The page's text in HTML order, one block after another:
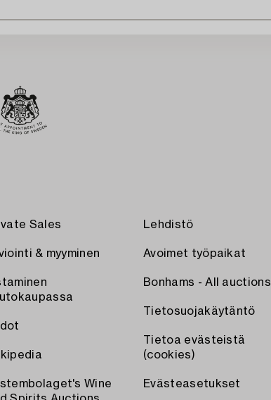
Sales
& myyminen
Wine
Lehdistö
Avoimet työpaikat
Bonhams - All auctions
Tietosuojakäytäntö
Tietoa evästeistä
(cookies)
Evästeasetukset